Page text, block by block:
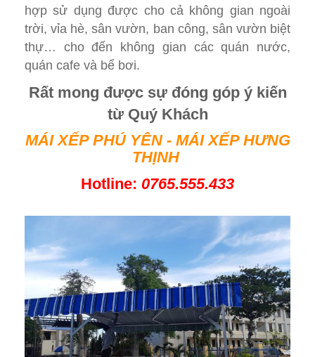
hợp sử dụng được cho cả không gian ngoài
trời, vỉa hè, sân vườn, ban công, sân vườn biệt
thự… cho đến không gian các quán nước,
quán cafe và bể bơi.
Rất mong được sự đóng góp ý kiến
từ Quý Khách
MÁI XẾP PHÚ YÊN - MÁI XẾP HƯNG
THỊNH
Hotline: 0765.555.433